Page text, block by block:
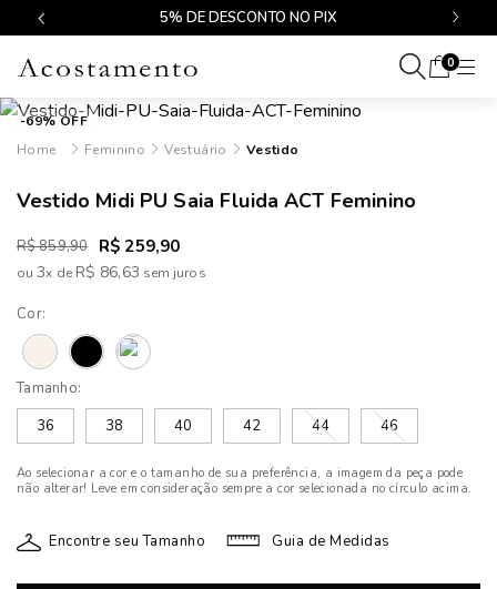
5% DE DESCONTO NO PIX
0
-69% OFF
Feminino
Vestuário Vestido
Vestido Midi PU Saia Fluida ACT Feminino
R$ 859,90 R$ 259,90
ou3x deR$ 86,63
Cor:
Tamanho:
36
38 40 42 44 46
Ao selecionar a cor e o tamanho de sua preferência, a imagem da peça pode
não alterar! Leve em consideração sempre a cor selecionada no círculo acima.
Encontre seu Tamanho Guia de Medidas